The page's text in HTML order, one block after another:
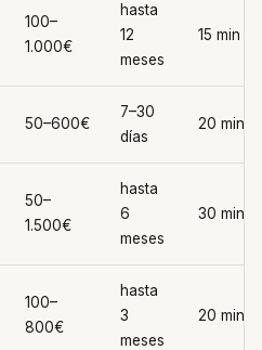
100–
1.000€
hasta
12
meses
15 min
50–600€
7–30
días
20 min
50–
1.500€
hasta
6
meses
30 min
100–
800€
hasta
3
meses
20 min